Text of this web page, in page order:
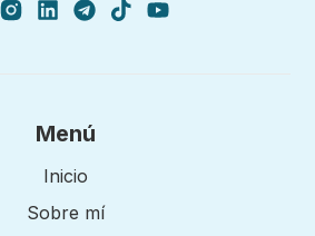
Menú
Inicio
Sobre mí